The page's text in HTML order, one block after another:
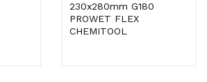
230x280mm G180
PROWET FLEX
CHEMITOOL